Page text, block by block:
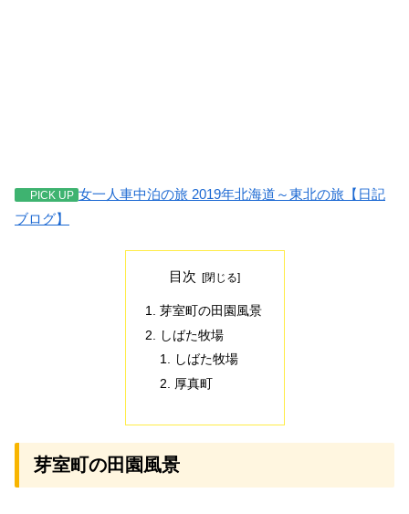
PICK UP 女一人車中泊の旅 2019年北海道～東北の旅【日記
ブログ】
目次
芽室町の田園風景
しばた牧場
しばた牧場
厚真町
芽室町の田園風景